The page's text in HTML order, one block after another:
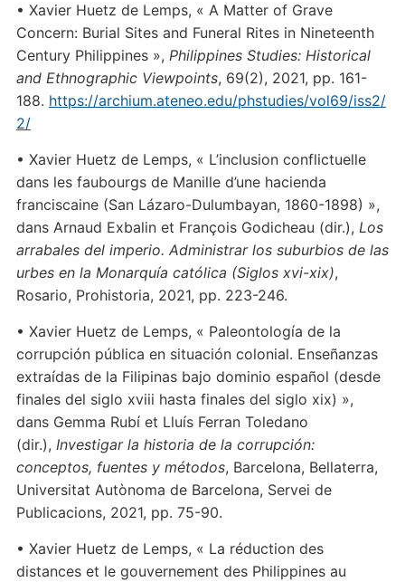
• Xavier Huetz de Lemps, « A Matter of Grave
Concern: Burial Sites and Funeral Rites in Nineteenth
Century Philippines », Philippines Studies: Historical
and Ethnographic Viewpoints, 69(2), 2021, pp. 161-
188. https://archium.ateneo.edu/phstudies/vol69/iss2/
2/
• Xavier Huetz de Lemps, « L’inclusion conflictuelle
dans les faubourgs de Manille d’une hacienda
franciscaine (San Lázaro-Dulumbayan, 1860-1898) »,
dans Arnaud Exbalin et François Godicheau (dir.), Los
arrabales del imperio. Administrar los suburbios de las
urbes en la Monarquía católica (Siglos xvi-xix),
Rosario, Prohistoria, 2021, pp. 223-246.
• Xavier Huetz de Lemps, « Paleontología de la
corrupción pública en situación colonial. Enseñanzas
extraídas de la Filipinas bajo dominio español (desde
finales del siglo xviii hasta finales del siglo xix) »,
dans Gemma Rubí et Lluís Ferran Toledano
(dir.), Investigar la historia de la corrupción:
conceptos, fuentes y métodos, Barcelona, Bellaterra,
Universitat Autònoma de Barcelona, Servei de
Publicacions, 2021, pp. 75-90.
• Xavier Huetz de Lemps, « La réduction des
distances et le gouvernement des Philippines au